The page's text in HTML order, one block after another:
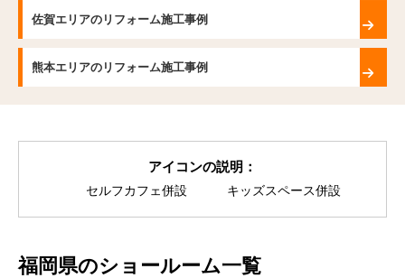
佐賀エリアのリフォーム施工事例
熊本エリアのリフォーム施工事例
アイコンの説明：
セルフカフェ併設 キッズスペース併設
福岡県のショールーム一覧